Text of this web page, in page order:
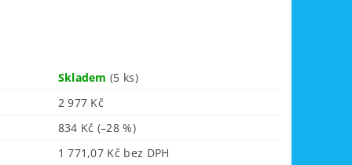
Skladem(5 ks)
2 977 Kč
834 Kč (–28 %)
1 771,07 Kč bez DPH